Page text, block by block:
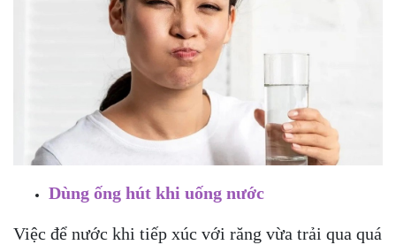
Dùng ống hút khi uống nước
Việc để nước khi tiếp xúc với răng vừa trải qua quá